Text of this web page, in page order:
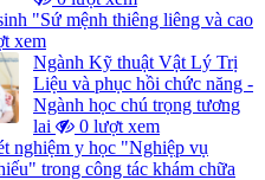
"Sứ mệnh thiêng liêng và cao
xem
Ngành Kỹ thuật Vật Lý Trị
Liệu và phục hồi chức năng -
Ngành học chú trọng tương
lai
0 lượt xem
nghiệm y học "Nghiệp vụ
trong công tác khám chữa